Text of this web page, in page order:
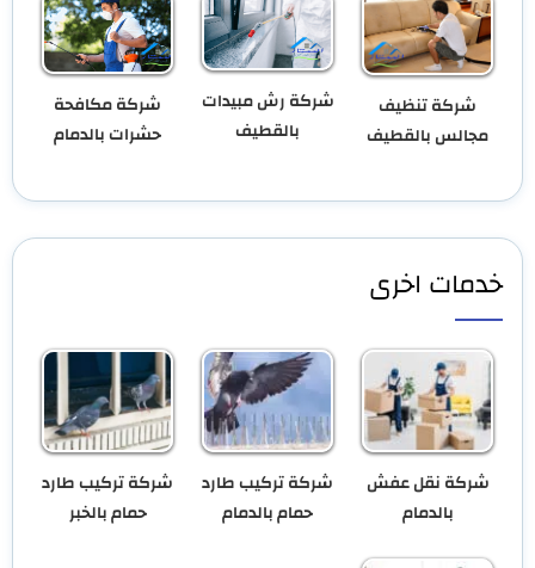
شركة تنظيف
مجالس بالقطيف
شركة رش مبيدات
بالقطيف
شركة مكافحة
حشرات بالدمام
خدمات اخرى
شركة نقل عفش
بالدمام
شركة تركيب طارد
حمام بالدمام
شركة تركيب طارد
حمام بالخبر